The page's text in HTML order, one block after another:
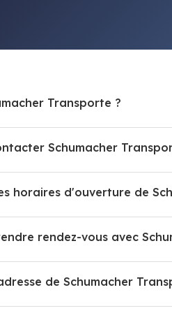
Transporte ?
Schumacher
horaires d'ouverture de
rendez-vous avec
de Schumacher